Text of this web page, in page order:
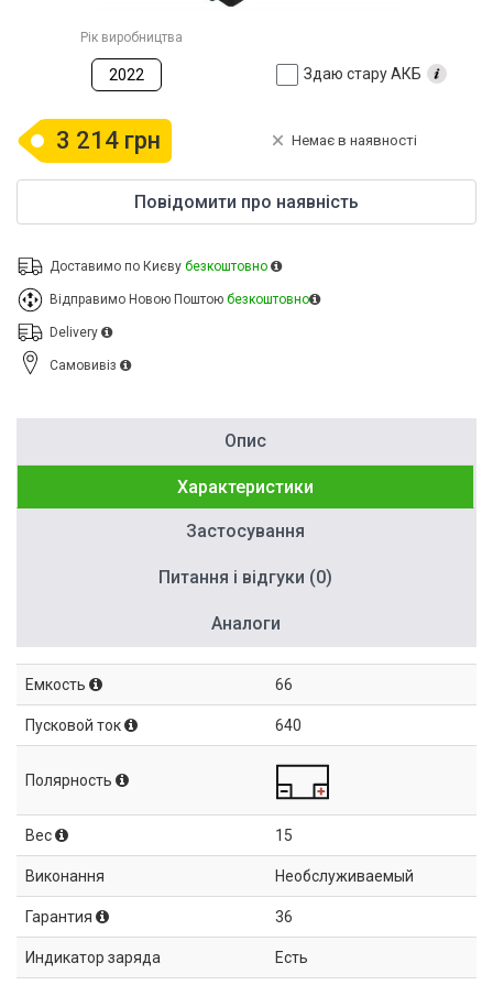
Рік виробництва
2022 Здаю стару АКБ
3 214 грн Немає в наявності
Повідомити про наявність
Доставимо по Києву безкоштовно
Відправимо Новою Поштою безкоштовно
Delivery
Cамовивіз
Опис
Характеристики
Застосування
Питання і відгуки (0)
Аналоги
Емкость 66
Пусковой ток 640
Полярность
Вес 15
Виконання Необслуживаемый
Гарантия 36
Индикатор заряда Есть